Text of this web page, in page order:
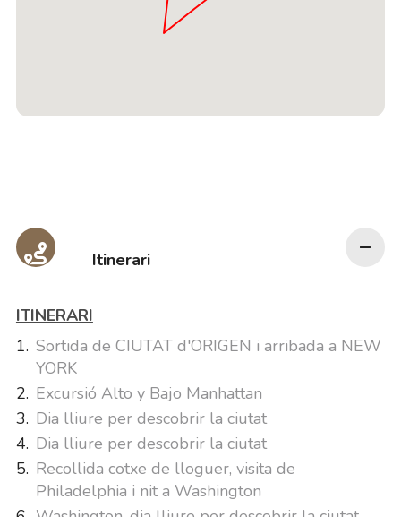
Itinerari
ITINERARI
Sortida de CIUTAT d'ORIGEN i arribada a NEW
YORK
Excursió Alto y Bajo Manhattan
Dia lliure per descobrir la ciutat
Dia lliure per descobrir la ciutat
Recollida cotxe de lloguer, visita de
Philadelphia i nit a Washington